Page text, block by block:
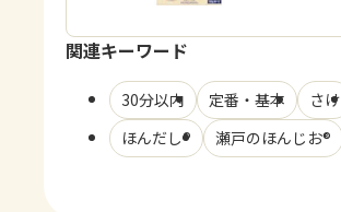
関連キーワード
30分以内 定番・基本 さけ
ほんだし®
瀬戸のほんじお®